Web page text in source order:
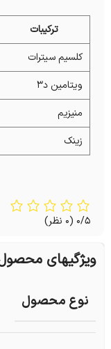
ترکیبات
کلسیم سیترات
ویتامین د3
منیزیم
زینک
0/5 (0 نظر)
ویژگیهای
نوع محصول